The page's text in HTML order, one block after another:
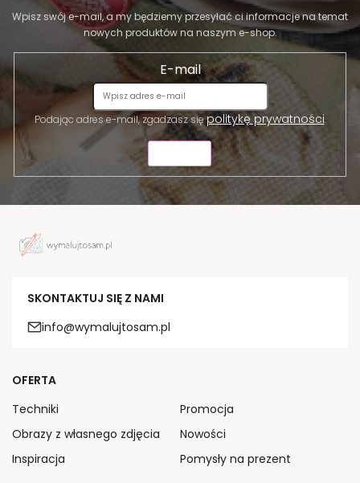
Wpisz swój e-mail, a my będziemy przesyłać ci informacje na temat
nowych produktów na naszym e-shop.
E-mail
Podając adres e-mail, zgadzasz siępolitykę prywatności.
SKONTAKTUJ SIĘ Z NAMI
info@wymalujtosam.pl
OFERTA
Techniki
Obrazy z własnego zdjęcia
Inspiracja
Promocja
Nowości
Pomysły na prezent